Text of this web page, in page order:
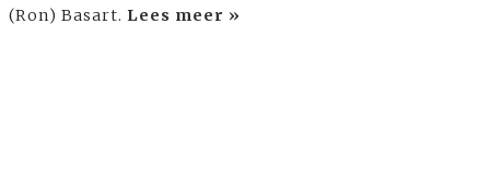
(Ron) Basart. Lees meer »